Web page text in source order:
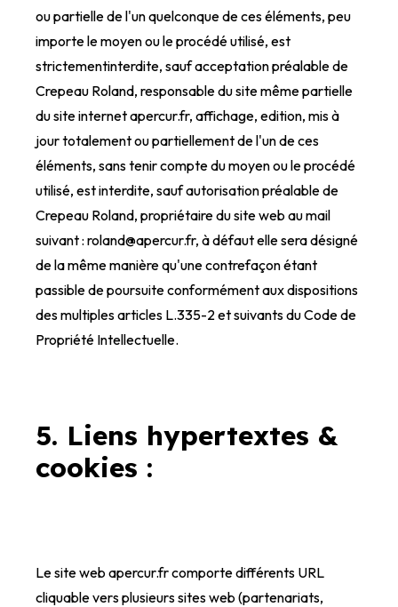
ou partielle de l'un quelconque de ces éléments, peu
importe le moyen ou le procédé utilisé, est
strictementinterdite, sauf acceptation préalable de
Crepeau Roland, responsable du site même partielle
du site internet apercur.fr, affichage, edition, mis à
jour totalement ou partiellement de l'un de ces
éléments, sans tenir compte du moyen ou le procédé
utilisé, est interdite, sauf autorisation préalable de
Crepeau Roland, propriétaire du site web au mail
suivant : roland@apercur.fr, à défaut elle sera désigné
de la même manière qu'une contrefaçon étant
passible de poursuite conformément aux dispositions
des multiples articles L.335-2 et suivants du Code de
Propriété Intellectuelle.
5. Liens hypertextes &
cookies :
Le site web apercur.fr comporte différents URL
cliquable vers plusieurs sites web (partenariats,